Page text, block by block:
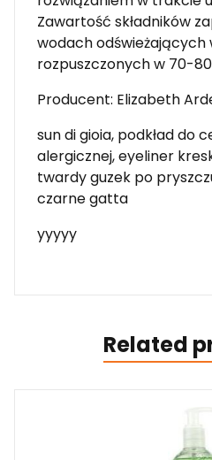
Zawartość składników
wodach odświeżających
rozpuszczonych w 70-
Producent: Elizabeth
sun di gioia, podkład do
alergicznej, eyeliner
twardy guzek po
czarne gatta
yyyyy
Related